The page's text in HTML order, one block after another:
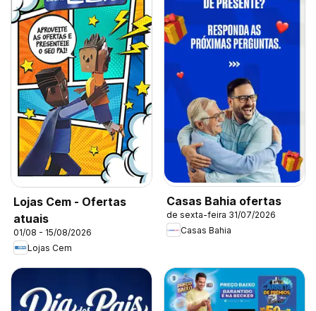
Lojas Cem - Ofertas
atuais
01/08 - 15/08/2026
Lojas Cem
Casas Bahia ofertas
de sexta-feira 31/07/2026
Casas Bahia